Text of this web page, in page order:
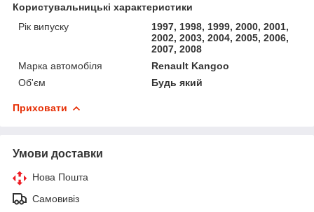
Користувальницькі характеристики
Рік випуску
1997, 1998, 1999, 2000, 2001,
2002, 2003, 2004, 2005, 2006,
2007, 2008
Марка автомобіля
Renault Kangoo
Об'єм
Будь який
Приховати
Умови доставки
Нова Пошта
Самовивіз